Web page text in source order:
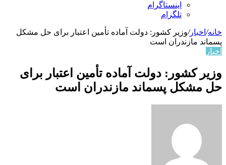
اینستاگرام
تلگرام
خانه/ اخبار/وزیر کشور: دولت آماده تأمین اعتبار برای حل مشکل
پسماند مازندران است
اخبار
وزیر کشور: دولت آماده تأمین اعتبار برای
حل مشکل پسماند مازندران است